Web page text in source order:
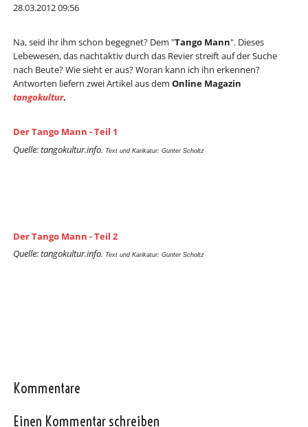
28.03.2012 09:56
Na, seid ihr ihm schon begegnet? Dem "Tango Mann". Dieses
Lebewesen, das nachtaktiv durch das Revier streift auf der Suche
nach Beute? Wie sieht er aus? Woran kann ich ihn erkennen?
Antworten liefern zwei Artikel aus dem Online Magazin
tangokultur.
Der Tango Mann - Teil 1
Quelle: tangokultur.info. Text und Karikatur: Gunter Scholtz
Der Tango Mann - Teil 2
Quelle: tangokultur.info. Text und Karikatur: Gunter Scholtz
Kommentare
Einen Kommentar schreiben